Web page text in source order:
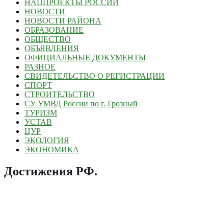
НАЦПРОЕКТЫ РОССИИ
НОВОСТИ
НОВОСТИ РАЙОНА
ОБРАЗОВАНИЕ
ОБЩЕСТВО
ОБЪЯВЛЕНИЯ
ОФИЦИАЛЬНЫЕ ДОКУМЕНТЫ
РАЗНОЕ
СВИДЕТЕЛЬСТВО О РЕГИСТРАЦИИ
СПОРТ
СТРОИТЕЛЬСТВО
СУ УМВД России по г. Грозный
ТУРИЗМ
УСТАВ
ЦУР
ЭКОЛОГИЯ
ЭКОНОМИКА
Достижения РФ.